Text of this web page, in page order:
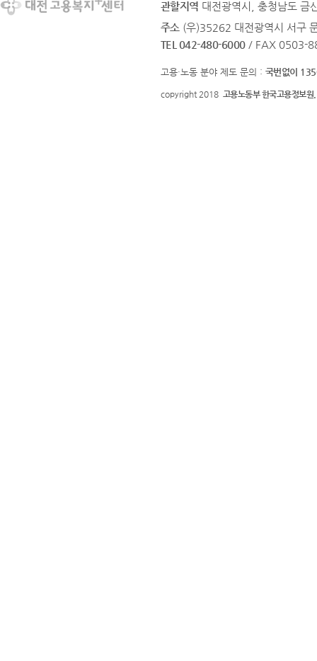
관할지역 대전광역시, 충청남도 금
주소 (우)35262 대전광역시 서구
TEL 042-480-6000 / FAX 0503-
고용·노동 분야 제도 문의 : 국번없이
copyright 2018 고용노동부 한국고용정보원.